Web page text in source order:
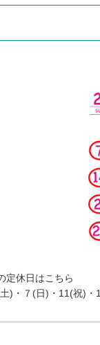
定休日はこちら
)・７(日)・11(祝)・